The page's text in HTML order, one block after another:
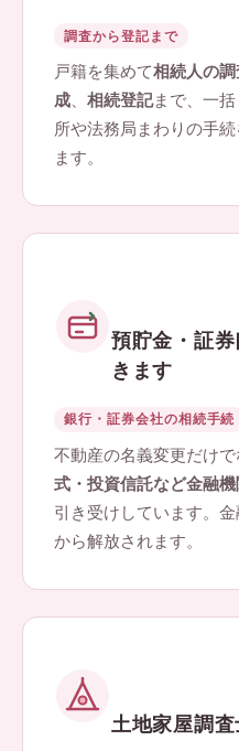
調査から登記まで
戸籍を集めて相続人の調
成、 相続登記まで、一
所や法務局まわりの手
ます。
預貯金・証
きます
銀行・証券会社の相続手続
不動産の名義変更だけで
式・投資信託など金融
引き受けしています。
から解放されます。
土地家屋調